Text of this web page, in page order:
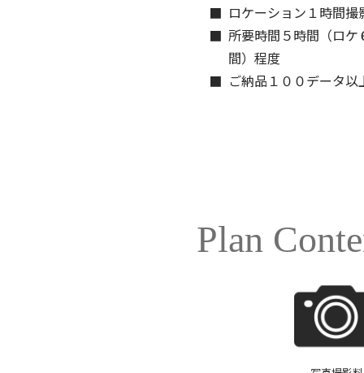
ロケーション１時間撮
所要時間５時間（ロケ
間）程度
ご納品１００データ以
Plan